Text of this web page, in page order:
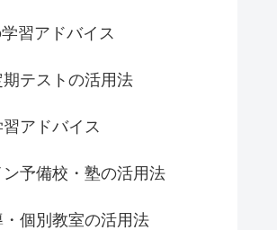
習アドバイス
テストの活用法
アドバイス
予備校・塾の活用法
個別教室の活用法